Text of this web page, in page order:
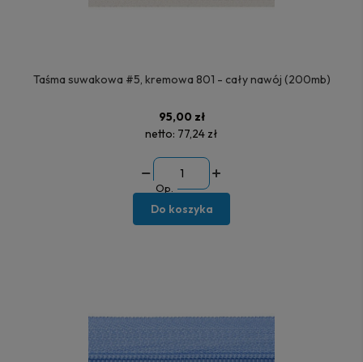
Taśma suwakowa #5, kremowa 801 - cały nawój (200mb)
95,00 zł
netto: 77,24 zł
Op.
Do koszyka